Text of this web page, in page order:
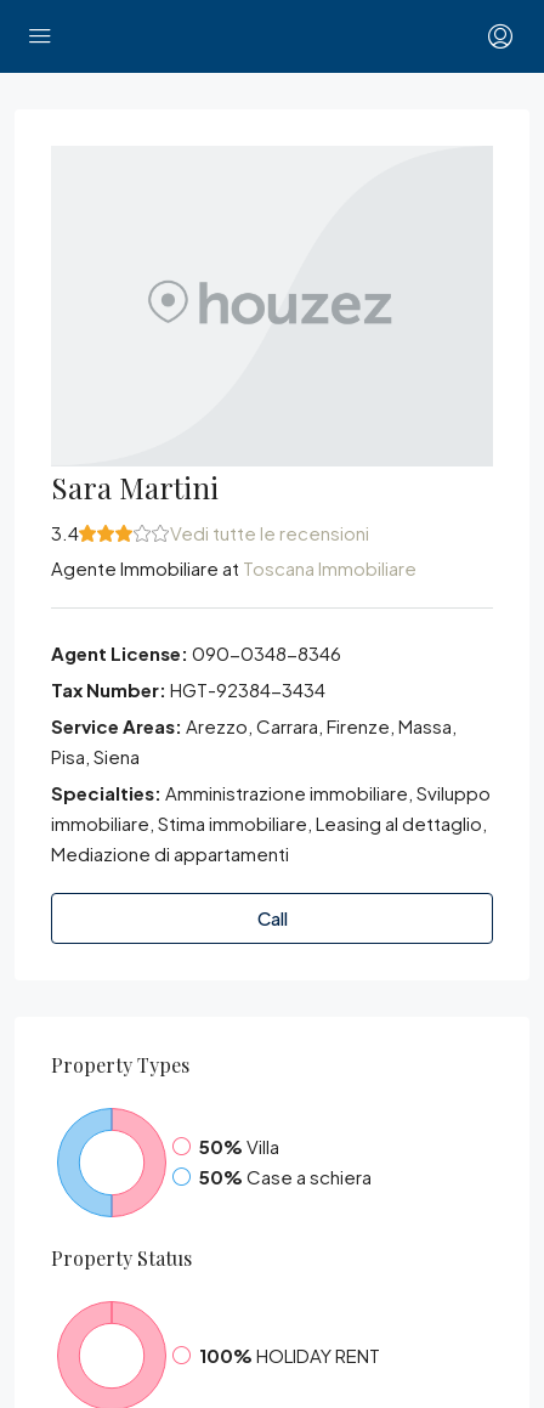
Sara Martini
3.4
Vedi tutte le recensioni
Agente Immobiliare at Toscana Immobiliare
Agent License: 090-0348-8346
Tax Number: HGT-92384-3434
Service Areas: Arezzo, Carrara, Firenze, Massa,
Pisa, Siena
Specialties: Amministrazione immobiliare, Sviluppo
immobiliare, Stima immobiliare, Leasing al dettaglio,
Mediazione di appartamenti
Call
PropertyTypes
50% Villa
50% Case a schiera
Property Status
100% HOLIDAY RENT